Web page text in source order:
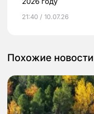
21:40 / 10.07.26
Похожие новости